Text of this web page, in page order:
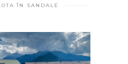
ÎN SANDALE